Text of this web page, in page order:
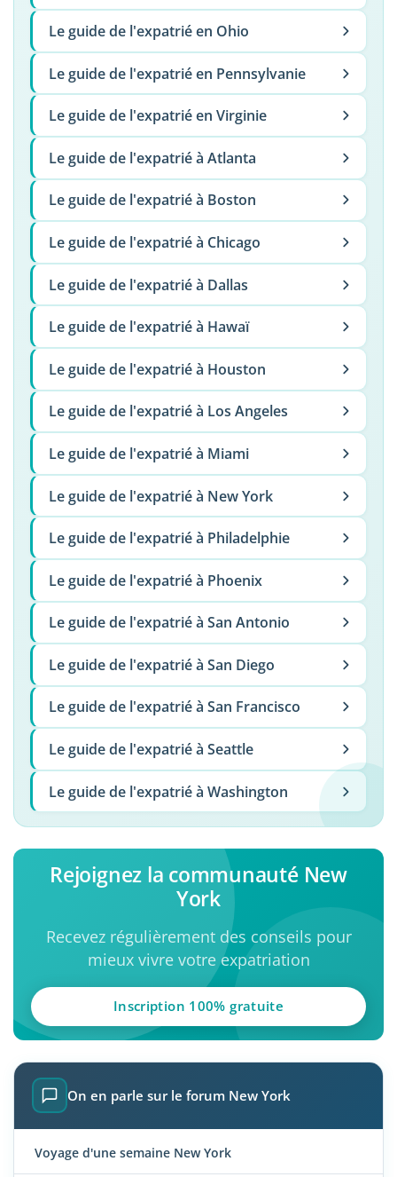
Le guide de l'expatrié en Ohio
Le guide de l'expatrié en Pennsylvanie
Le guide de l'expatrié en Virginie
Le guide de l'expatrié à Atlanta
Le guide de l'expatrié à Boston
Le guide de l'expatrié à Chicago
Le guide de l'expatrié à Dallas
Le guide de l'expatrié à Hawaï
Le guide de l'expatrié à Houston
Le guide de l'expatrié à Los Angeles
Le guide de l'expatrié à Miami
Le guide de l'expatrié à New York
Le guide de l'expatrié à Philadelphie
Le guide de l'expatrié à Phoenix
Le guide de l'expatrié à San Antonio
Le guide de l'expatrié à San Diego
Le guide de l'expatrié à San Francisco
Le guide de l'expatrié à Seattle
Le guide de l'expatrié à Washington
Rejoignez la communauté New
York
Recevez régulièrement des conseils pour
mieux vivre votre expatriation
Inscription 100% gratuite
On en parle sur le forum New York
Voyage d'une semaine New York